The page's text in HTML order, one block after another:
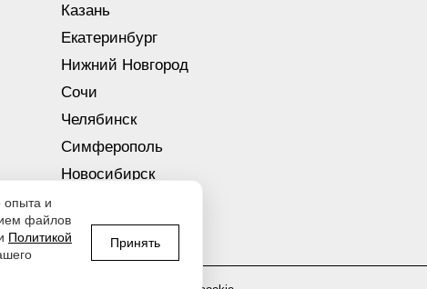
Казань
Екатеринбург
Нижний Новгород
Сочи
Челябинск
Симферополь
Новосибирск
Красноярск
опыта и
файлов
Политикой
Принять